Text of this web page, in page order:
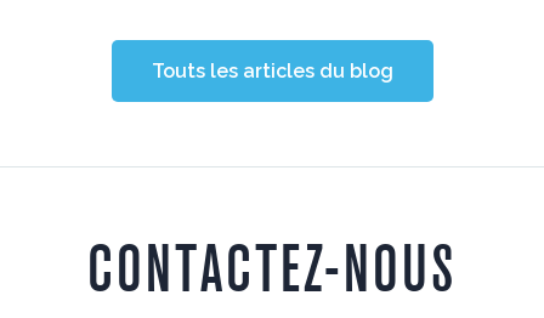
Touts les articles du blog
CONTACTEZ-NOUS